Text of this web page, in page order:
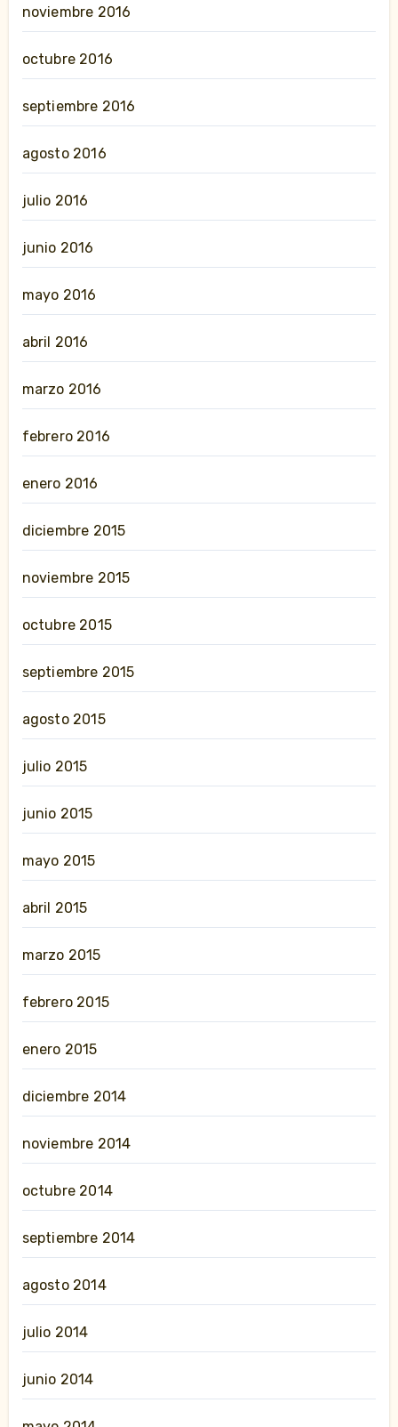
noviembre 2016
octubre 2016
septiembre 2016
agosto 2016
julio 2016
junio 2016
mayo 2016
abril 2016
marzo 2016
febrero 2016
enero 2016
diciembre 2015
noviembre 2015
octubre 2015
septiembre 2015
agosto 2015
julio 2015
junio 2015
mayo 2015
abril 2015
marzo 2015
febrero 2015
enero 2015
diciembre 2014
noviembre 2014
octubre 2014
septiembre 2014
agosto 2014
julio 2014
junio 2014